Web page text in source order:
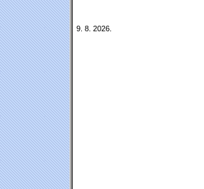
9. 8. 2026.